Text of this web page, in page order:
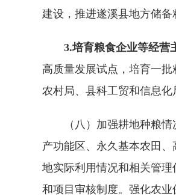
建设，推进遂溪县地方储
3.培育粮食企业等经营主
高质量发展试点，培育一
农村局、县科工贸和信息
（八）加强耕地种粮情况
产功能区、永久基本农田
地实际利用情况和相关管
和项目审核制度。强化农